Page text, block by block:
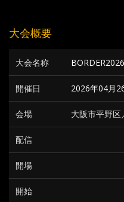
大会概要
大会名称
開催日 2026年04月
会場 大阪市平野
配信
開場
開始